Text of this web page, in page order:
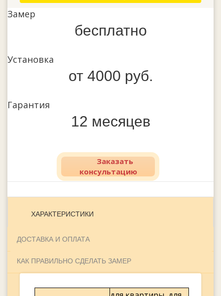
Замер
бесплатно
Установка
от 4000 руб.
Гарантия
12 месяцев
Заказать
консультацию
ХАРАКТЕРИСТИКИ
ДОСТАВКА И ОПЛАТА
КАК ПРАВИЛЬНО СДЕЛАТЬ ЗАМЕР